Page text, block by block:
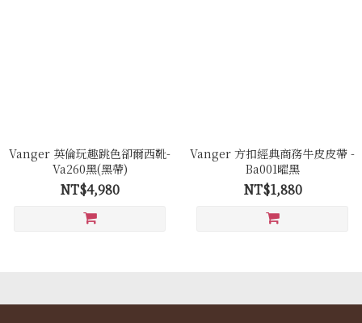
Vanger 英倫玩趣跳色卻爾西靴-
Va260黑(黑帶)
NT$4,980
Vanger 方扣經典商務牛皮皮帶 -
Ba001曜黑
NT$1,880